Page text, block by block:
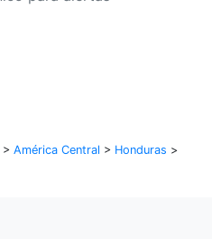
> América Central > Honduras >